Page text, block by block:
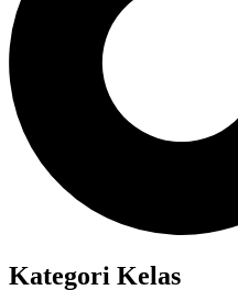
Kategori Kelas